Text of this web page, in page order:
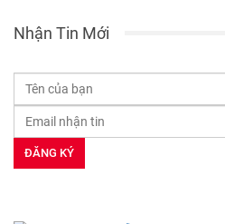
Nhận Tin Mới